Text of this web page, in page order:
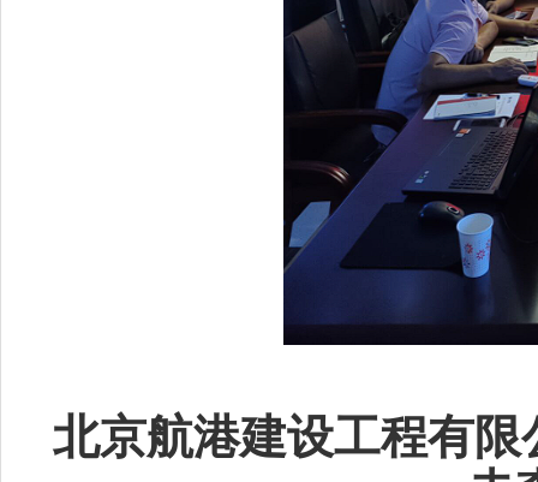
北京航港建设工程有